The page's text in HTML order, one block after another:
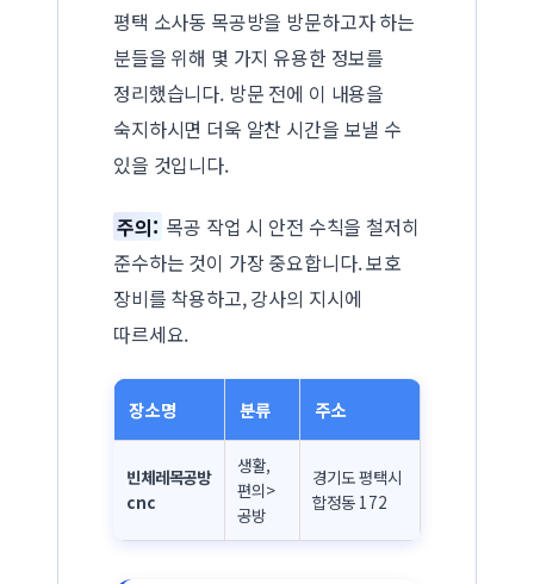
평택 소사동 목공방을 방문하고자 하는
분들을 위해 몇 가지 유용한 정보를
정리했습니다. 방문 전에 이 내용을
숙지하시면 더욱 알찬 시간을 보낼 수
있을 것입니다.
주의: 목공 작업 시 안전 수칙을 철저히
준수하는 것이 가장 중요합니다. 보호
장비를 착용하고, 강사의 지시에
따르세요.
장소명 분류 주소
빈체레목공방
cnc
생활,
편의>
공방
경기도 평택시
합정동 172